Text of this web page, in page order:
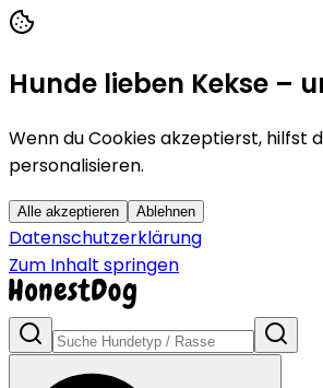
Hunde lieben Kekse –
Wenn du Cookies akzeptierst, hilfst
personalisieren.
Alle akzeptieren Ablehnen
Datenschutzerklärung
Zum Inhalt springen